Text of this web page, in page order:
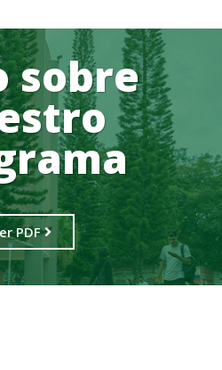
sobre
PDF